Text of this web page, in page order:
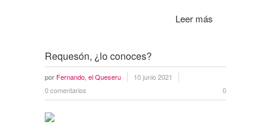
Leer más
Requesón, ¿lo conoces?
por Fernando, el Queseru
10 junio 2021
0 comentarios
0